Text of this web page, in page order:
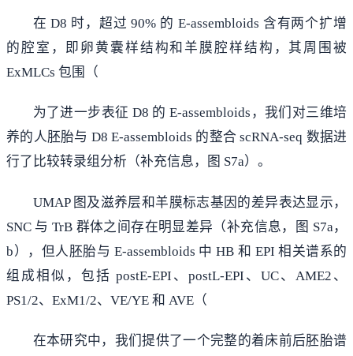
在 D8 时，超过 90% 的 E-assembloids 含有两个扩增
的腔室，即卵黄囊样结构和羊膜腔样结构，其周围被
ExMLCs 包围（
为了进一步表征 D8 的 E-assembloids，我们对三维培
养的人胚胎与 D8 E-assembloids 的整合 scRNA-seq 数据进
行了比较转录组分析（补充信息，图 S7a）。
UMAP 图及滋养层和羊膜标志基因的差异表达显示，
SNC 与 TrB 群体之间存在明显差异（补充信息，图 S7a，
b），但人胚胎与 E-assembloids 中 HB 和 EPI 相关谱系的
组成相似，包括 postE-EPI、postL-EPI、UC、AME2、
PS1/2、ExM1/2、VE/YE 和 AVE（
在本研究中，我们提供了一个完整的着床前后胚胎谱